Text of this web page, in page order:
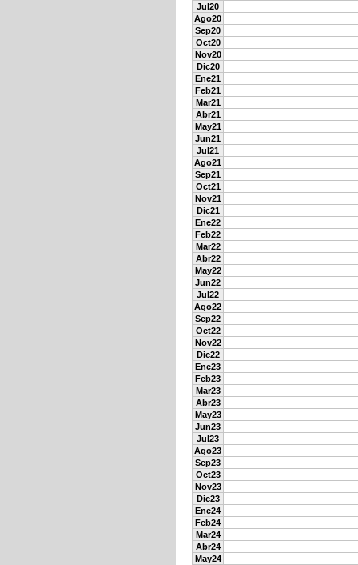
Jul20
Ago20
Sep20
Oct20
Nov20
Dic20
Ene21
Feb21
Mar21
Abr21
May21
Jun21
Jul21
Ago21
Sep21
Oct21
Nov21
Dic21
Ene22
Feb22
Mar22
Abr22
May22
Jun22
Jul22
Ago22
Sep22
Oct22
Nov22
Dic22
Ene23
Feb23
Mar23
Abr23
May23
Jun23
Jul23
Ago23
Sep23
Oct23
Nov23
Dic23
Ene24
Feb24
Mar24
Abr24
May24